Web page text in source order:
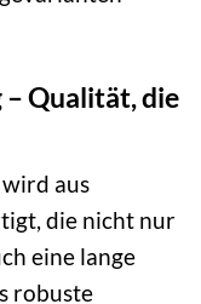
Qualität, die
wird aus
die nicht nur
eine lange
robuste